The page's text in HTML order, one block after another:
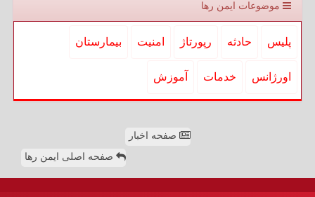
موضوعات ایمن رها
پلیس حادثه رپورتاژ امنیت بیمارستان
اورژانس خدمات آموزش
صفحه اخبار
صفحه اصلی ایمن رها